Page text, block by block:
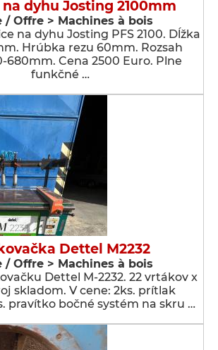
dyhu Josting 2100mm
/ Offre > Machines à bois
na dyhu Josting PFS 2100. Dĺžka
Hrúbka rezu 60mm. Rozsah
680mm. Cena 2500 Euro. Plne
funkčné …
Dettel M2232
/ Offre > Machines à bois
Dettel M-2232. 22 vrtákov x
skladom. V cene: 2ks. prítlak
pravítko bočné systém na skru …